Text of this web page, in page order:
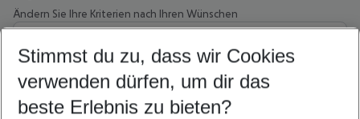
Ändern Sie Ihre Kriterien nach Ihren Wünschen
Wähle deinen Abflughafen
Beliebiger Abflughafen
Wähle deinen Reisezeitraum
5-8 Nächte
Stimmst du zu, dass wir Cookies
verwenden dürfen, um dir das
beste Erlebnis zu bieten?